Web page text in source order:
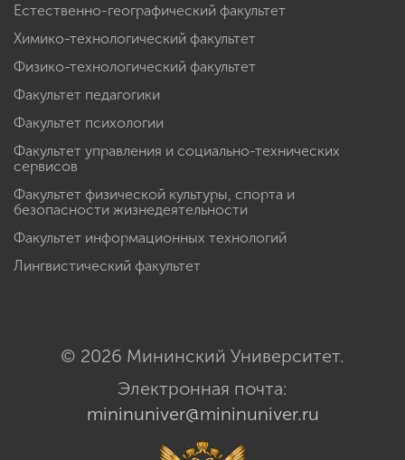
Естественно-географический факультет
Химико-технологический факультет
Физико-технологический факультет
Факультет педагогики
Факультет психологии
Факультет управления и социально-технических
сервисов
Факультет физической культуры, спорта и
безопасности жизнедеятельности
Факультет информационных технологий
Лингвистический факультет
© 2026 Мининский Университет.
Электронная почта:
mininuniver@mininuniver.ru